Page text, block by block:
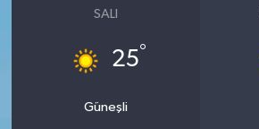
SALI
25°
Güneşli